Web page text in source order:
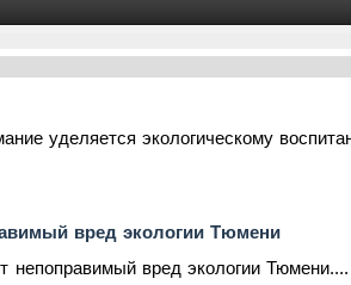
уделяется экологическому
вред экологии Тюмени
непоправимый вред экологии Тюмени....